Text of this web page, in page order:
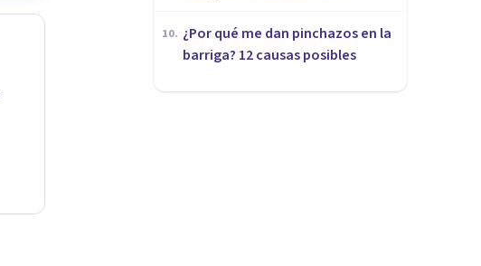
10. ¿Por qué me dan pinchazos en la
barriga? 12 causas posibles